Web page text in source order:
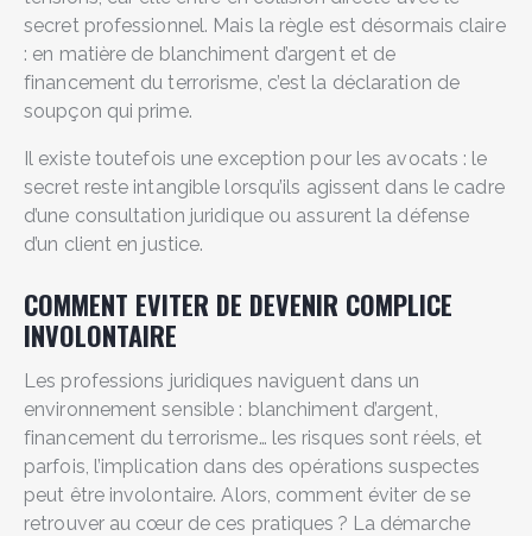
secret professionnel. Mais la règle est désormais claire
: en matière de blanchiment d’argent et de
financement du terrorisme, c’est la déclaration de
soupçon qui prime.
Il existe toutefois une exception pour les avocats : le
secret reste intangible lorsqu’ils agissent dans le cadre
d’une consultation juridique ou assurent la défense
d’un client en justice.
COMMENT EVITER DE DEVENIR COMPLICE
INVOLONTAIRE
Les professions juridiques naviguent dans un
environnement sensible : blanchiment d’argent,
financement du terrorisme… les risques sont réels, et
parfois, l’implication dans des opérations suspectes
peut être involontaire. Alors, comment éviter de se
retrouver au cœur de ces pratiques ? La démarche